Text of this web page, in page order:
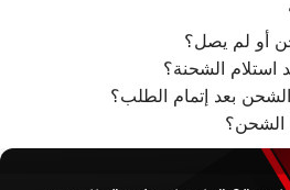
أو لم يصل؟
استلام الشحنة؟
بعد إتمام الطلب؟
الشحن؟